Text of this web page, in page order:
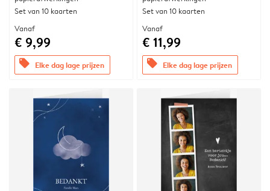
Set van 10 kaarten
Vanaf
€ 9,99
offers Elke dag lage prijzen
Set van 10 kaarten
Vanaf
€ 11,99
offers Elke dag lage prijzen